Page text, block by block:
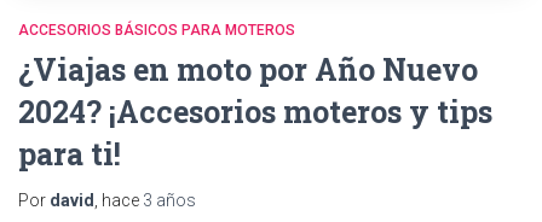
ACCESORIOS BÁSICOS PARA MOTEROS
¿Viajas en moto por Año Nuevo
2024? ¡Accesorios moteros y tips
para ti!
Por david , hace 3 años